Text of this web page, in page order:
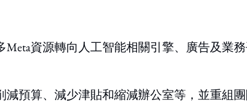
資源轉向人工智能相關引擎、廣告及業
預算、減少津貼和縮減辦公室等，並重組